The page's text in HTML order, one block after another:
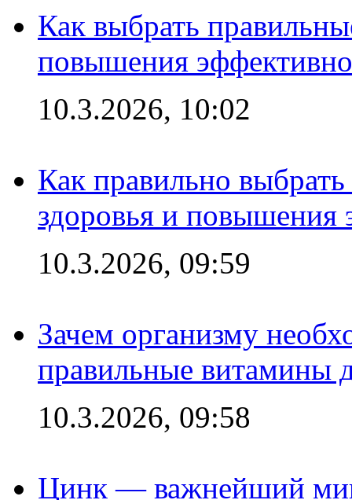
Как выбрать
повышения
10.3.2026, 10:02
Как правильно
здоровья и повышения
10.3.2026, 09:59
Зачем организму
правильные витамины
10.3.2026, 09:58
Цинк — важнейший